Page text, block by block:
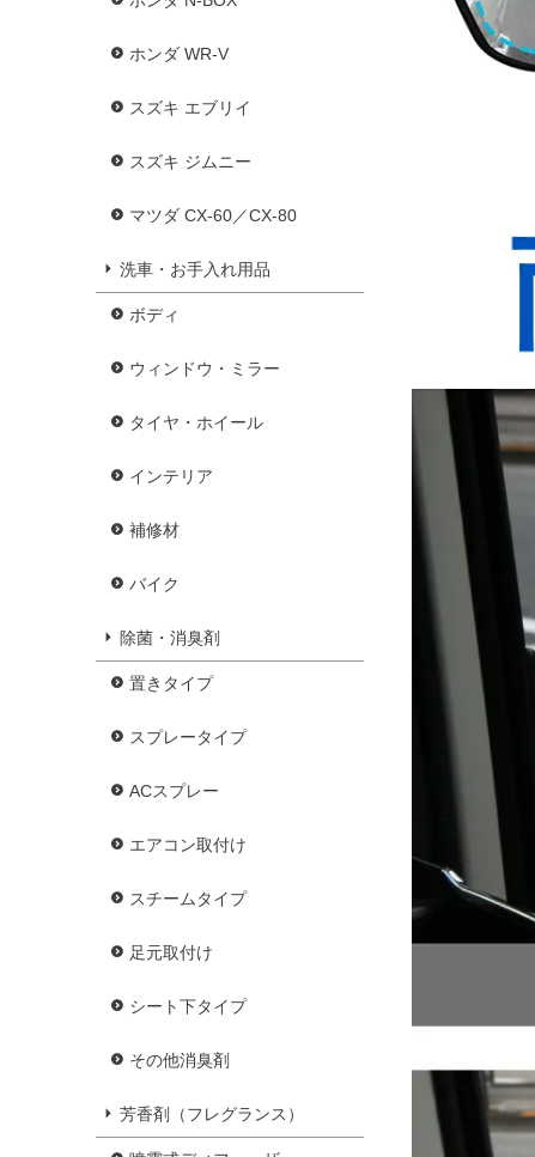
ホンダ WR-V
スズキ エブリイ
スズキ ジムニー
マツダ CX-60／CX-80
洗車・お手入れ用品
ボディ
ウィンドウ・ミラー
タイヤ・ホイール
インテリア
補修材
バイク
除菌・消臭剤
置きタイプ
スプレータイプ
ACスプレー
エアコン取付け
スチームタイプ
足元取付け
シート下タイプ
その他消臭剤
芳香剤（フレグランス）